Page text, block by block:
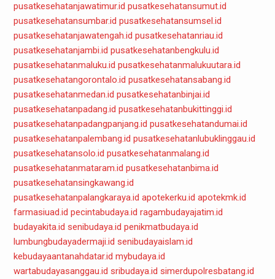
pusatkesehatanjawatimur.id pusatkesehatansumut.id
pusatkesehatansumbar.id pusatkesehatansumsel.id
pusatkesehatanjawatengah.id pusatkesehatanriau.id
pusatkesehatanjambi.id pusatkesehatanbengkulu.id
pusatkesehatanmaluku.id pusatkesehatanmalukuutara.id
pusatkesehatangorontalo.id pusatkesehatansabang.id
pusatkesehatanmedan.id pusatkesehatanbinjai.id
pusatkesehatanpadang.id pusatkesehatanbukittinggi.id
pusatkesehatanpadangpanjang.id pusatkesehatandumai.id
pusatkesehatanpalembang.id pusatkesehatanlubuklinggau.id
pusatkesehatansolo.id pusatkesehatanmalang.id
pusatkesehatanmataram.id pusatkesehatanbima.id
pusatkesehatansingkawang.id
pusatkesehatanpalangkaraya.id apotekerku.id apotekmk.id
farmasiuad.id pecintabudaya.id ragambudayajatim.id
budayakita.id senibudaya.id penikmatbudaya.id
lumbungbudayadermaji.id senibudayaislam.id
kebudayaantanahdatar.id mybudaya.id
wartabudayasanggau.id sribudaya.id simerdupolresbatang.id